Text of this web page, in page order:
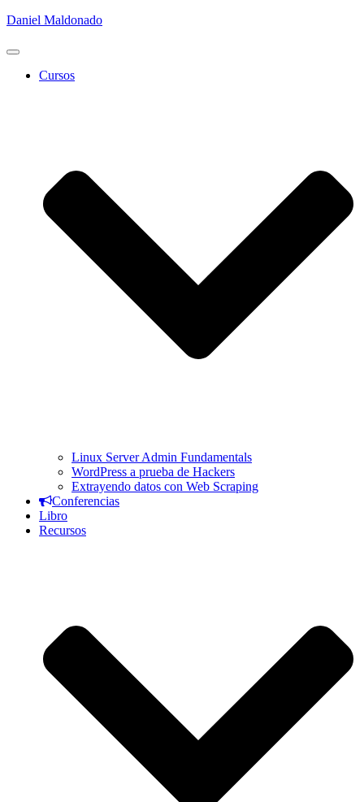
Daniel Maldonado
Cambiar
Cursos
Linux Server Admin Fundamentals
WordPress a prueba de Hackers
Extrayendo datos con Web Scraping
Conferencias
Libro
Recursos